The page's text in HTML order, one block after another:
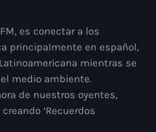
es conectar a los
principalmente en español,
mientras se
medio ambiente.
de nuestros oyentes,
‘Recuerdos